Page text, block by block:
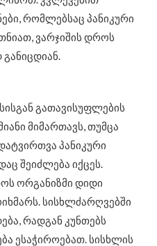
რომლებსაც პანიკური
ვარჯიშის დროს
განიცდიან.
გათავისუფლების
მიმართავს, თუმცა
პანიკური
შეიძლება იქცეს.
ორგანიზმი დიდი
სისხლძარღვებში
რადგან კუნთებს
ესაჭიროებათ. სისხლის